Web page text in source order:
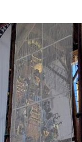
お知らせ
お盆期間中の
て